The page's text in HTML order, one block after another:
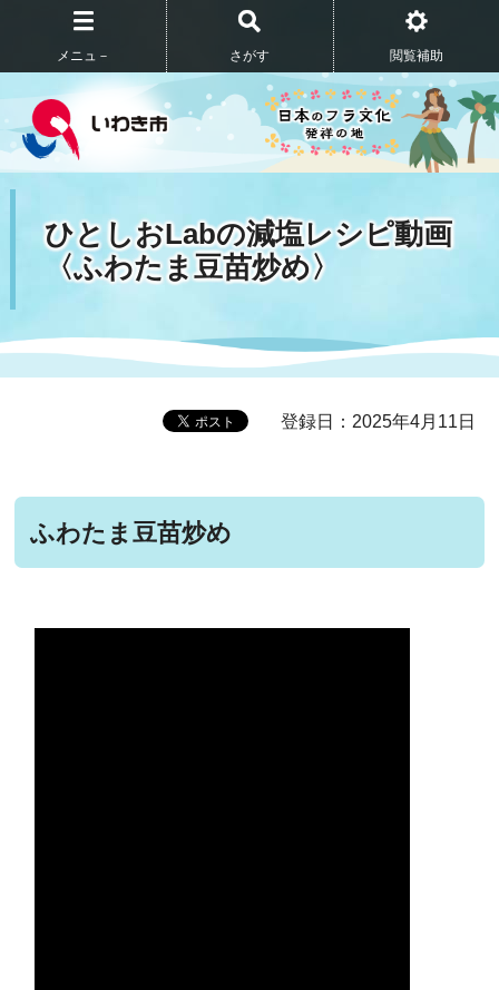
メニュ－ さがす 閲覧補助
ひとしおLabの減塩レシピ動画
〈ふわたま豆苗炒め〉
登録日：2025年4月11日
ふわたま豆苗炒め